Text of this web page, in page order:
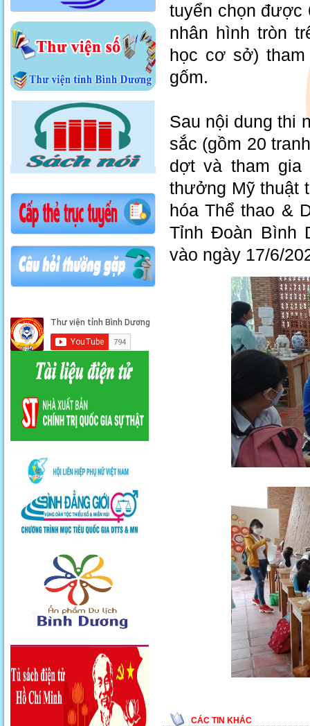
tuyển chọn được
nhân hình tròn
học cơ sở)
gốm.
Sau nội dung thi
sắc (gồm 20
dợt và tham gia
thưởng Mỹ thuật
hóa Thể thao &
Tỉnh Đoàn Bình
vào ngày 17/6/
CÁC TIN KHÁC